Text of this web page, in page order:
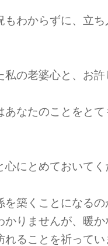
わからずに、立ち
の老婆心と、お許
なたのことをと
にとめておいてく
築くことになる
かりませんが、暖
れることを祈ってい